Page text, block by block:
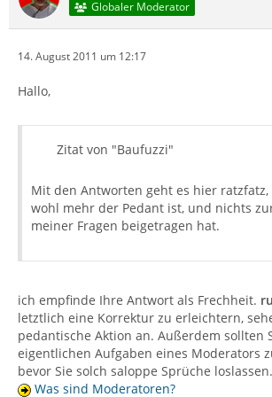
Globaler Moderator
14. August 2011 um 12:17
Hallo,
Zitat von "Baufuzzi"
Mit den Antworten geht es hier
wohl mehr der Pedant ist, und nichts
meiner Fragen beigetragen hat.
ich empfinde Ihre Antwort als Frechheit.
letztlich eine Korrektur zu erleichtern,
pedantische Aktion an. Außerdem sollten
eigentlichen Aufgaben eines Moderators
bevor Sie solch saloppe Sprüche loslassen.
Was sind Moderatoren?